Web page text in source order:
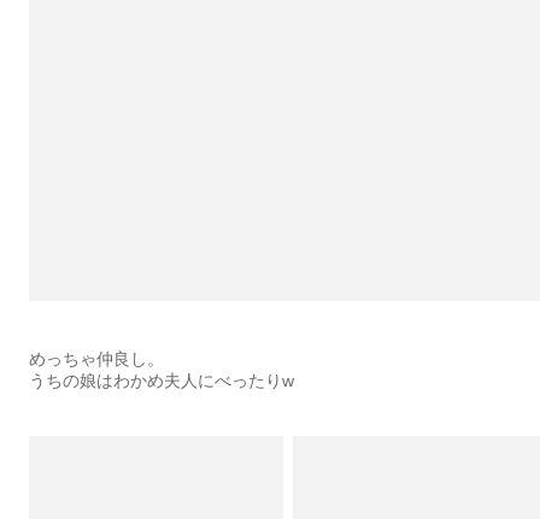
めっちゃ仲良し。
うちの娘はわかめ夫人にべったりw